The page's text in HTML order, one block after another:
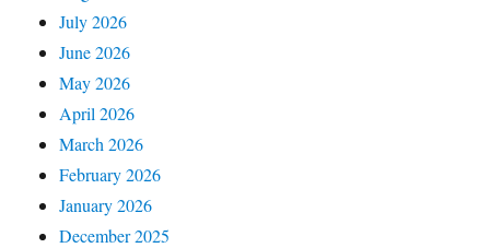
July 2026
June 2026
May 2026
April 2026
March 2026
February 2026
January 2026
December 2025